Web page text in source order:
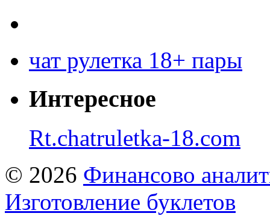
чат рулетка 18+ пары
Интересное
Rt.chatruletka-18.com
© 2026 Финансово
Изготовление буклетов